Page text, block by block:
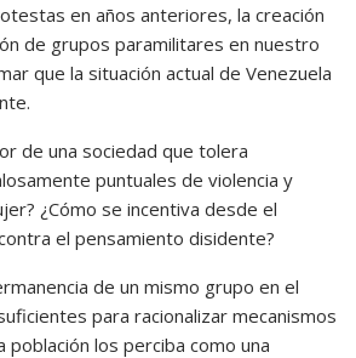
en años anteriores, la creación
de grupos paramilitares en nuestro
que la situación actual de Venezuela
de una sociedad que tolera
puntuales de violencia y
¿Cómo se incentiva desde el
el pensamiento disidente?
de un mismo grupo en el
para racionalizar mecanismos
población los perciba como una